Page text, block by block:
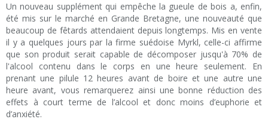
Un nouveau supplément qui empêche la gueule de bois a, enfin,
été mis sur le marché en Grande Bretagne, une nouveauté que
beaucoup de fêtards attendaient depuis longtemps. Mis en vente
il y a quelques jours par la firme suédoise Myrkl, celle-ci affirme
que son produit serait capable de décomposer jusqu'à 70% de
l'alcool contenu dans le corps en une heure seulement. En
prenant une pilule 12 heures avant de boire et une autre une
heure avant, vous remarquerez ainsi une bonne réduction des
effets à court terme de l’alcool et donc moins d’euphorie et
d’anxiété.